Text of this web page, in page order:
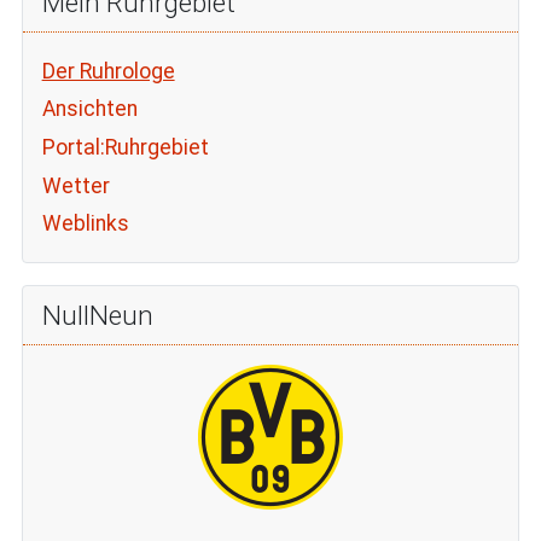
Der Ruhrologe
Ansichten
Portal:Ruhrgebiet
Wetter
Weblinks
NullNeun